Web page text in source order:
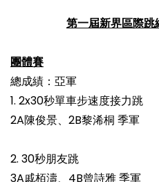
第一屆新界區際
團體賽
總成績：亞軍
1. 2x30秒單車步速度接力跳
2A陳俊景、2B黎浠桐 季軍
2. 30秒朋友跳
3A戚栢濤、4B曾詩雅 季軍